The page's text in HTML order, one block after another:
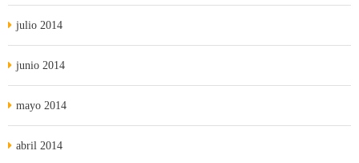
julio 2014
junio 2014
mayo 2014
abril 2014